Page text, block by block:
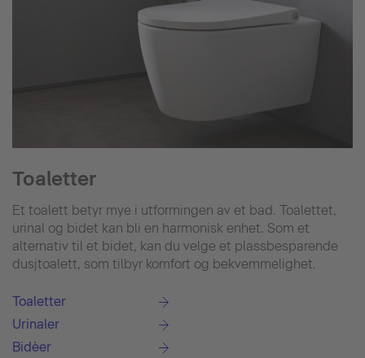
Toaletter
Et toalett betyr mye i utformingen av et bad. Toalettet,
urinal og bidet kan bli en harmonisk enhet. Som et
alternativ til et bidet, kan du velge et plassbesparende
dusjtoalett, som tilbyr komfort og bekvemmelighet.
Toaletter
Urinaler
Bidèer